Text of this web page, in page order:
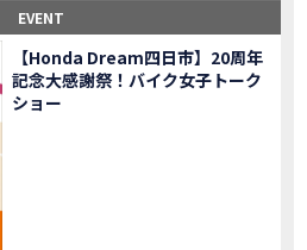
＜s＞」のカラーリング設定と 仕様を一部変更し発売
デル「CBR250RR」の カラーバリエーションを変更し発売
人気バイク女子が大集合・・Honda Dreamさんの人気を探ってきましたスペシャル！！メチャクチャ楽しかったです❤
Final Edition CB 1300在庫車あります！
愛車とお別れ…ついにあのバイクに乗れた
けのつもりが、まさかのアレを交換することに！？
念大感謝祭】 多くの方のご来店ありがとうございました！
でDCTに5年乗った私が素直にレビュー｜Honda X-ADV
EVENT
【Honda Dream四日市】20周年
記念大感謝祭！バイク女子トーク
ショー